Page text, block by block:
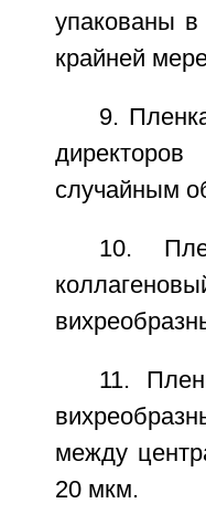
упакованы
крайней
9.
случайным
10.
11.
между
20 мкм.